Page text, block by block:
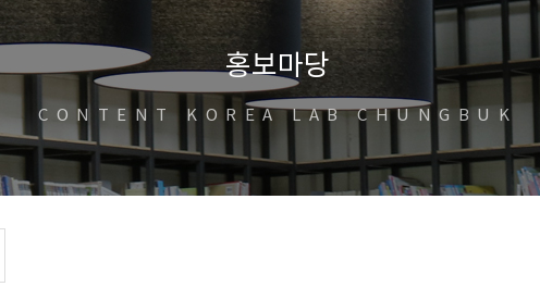
홍보마당
CONTENT KOREA LAB CHUNGBUK